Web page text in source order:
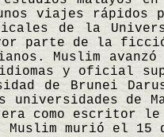
viajes rápidos
de la
parte de la
Muslim
y oficial
de Brunei
universidades de
como escritor
murió el 15